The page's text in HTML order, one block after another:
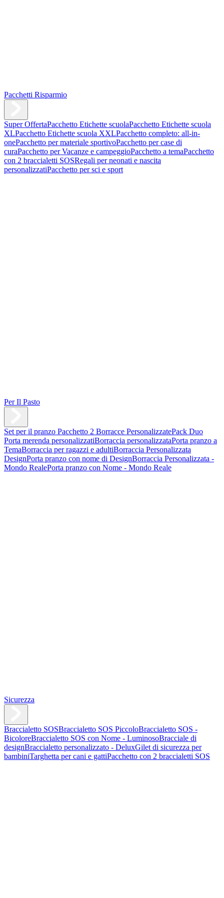
Pacchetti Risparmio
Super OffertaPacchetto Etichette scuolaPacchetto Etichette scuola
XLPacchetto Etichette scuola XXLPacchetto completo: all-in-
onePacchetto per materiale sportivoPacchetto per case di
curaPacchetto per Vacanze e campeggioPacchetto a temaPacchetto
con 2 braccialetti SOSRegali per neonati e nascita
personalizzatiPacchetto per sci e sport
Per Il Pasto
Set per il pranzo Pacchetto 2 Borracce PersonalizzatePack Duo
Porta merenda personalizzatiBorraccia personalizzataPorta pranzo a
TemaBorraccia per ragazzi e adultiBorraccia Personalizzata
DesignPorta pranzo con nome di DesignBorraccia Personalizzata -
Mondo RealePorta pranzo con Nome - Mondo Reale
Sicurezza
Braccialetto SOSBraccialetto SOS PiccoloBraccialetto SOS -
BicoloreBraccialetto SOS con Nome - LuminosoBracciale di
designBraccialetto personalizzato - DeluxGilet di sicurezza per
bambiniTarghetta per cani e gattiPacchetto con 2 braccialetti SOS